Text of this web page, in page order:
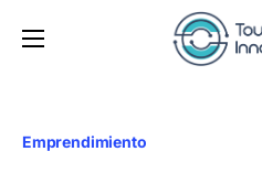
Emprendimiento